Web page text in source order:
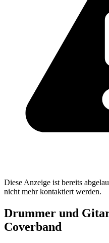
Diese Anzeige ist bereits
nicht mehr kontaktiert werden.
Drummer und
Coverband